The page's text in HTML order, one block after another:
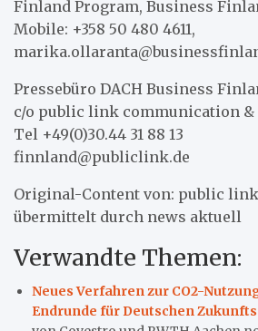
Finland Program, Business
Mobile: +358 50 480 4611,
Pressebüro DACH Business
c/o public link communication &
Tel +49(0)30.44 31 88 13
finnland@publiclink.de
Original-Content von: public link
übermittelt durch news aktuell
Verwandte Themen:
Neues Verfahren zur CO2-
Endrunde für Deutschen